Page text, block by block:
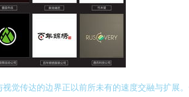
觉传达的边界正以前所未有的速度交融与扩展